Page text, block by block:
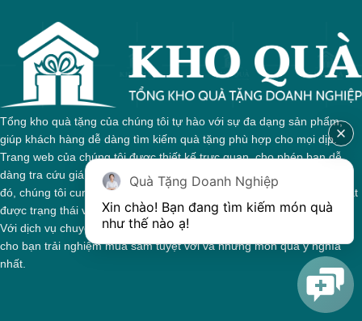
Tổng kho quà tặng của chúng tôi tự hào với sự đa dạng sản phẩm,
giúp khách hàng dễ dàng tìm kiếm quà tặng phù hợp cho mọi dịp.
Trang web của chúng tôi được thiết kế trực quan, cho phép bạn dễ
dàng tra cứu giá cả và thông tin chi tiết về từng sản phẩm. Bên cạnh
đó, chúng tôi cung cấp hệ thống theo dõi đơn hàng, giúp bạn nắm bắt
được trạng thái và giai đoạn xử lý của đơn hàng một cách thuận tiện.
Với dịch vụ chuyên nghiệp và tận tâm, chúng tôi cam kết mang đến
cho bạn trải nghiệm mua sắm tuyệt vời và những món quà ý nghĩa
nhất.
Quà Tặng Doanh Nghiệp
Xin chào! Bạn đang tìm kiếm món quà
như thế nào ạ!